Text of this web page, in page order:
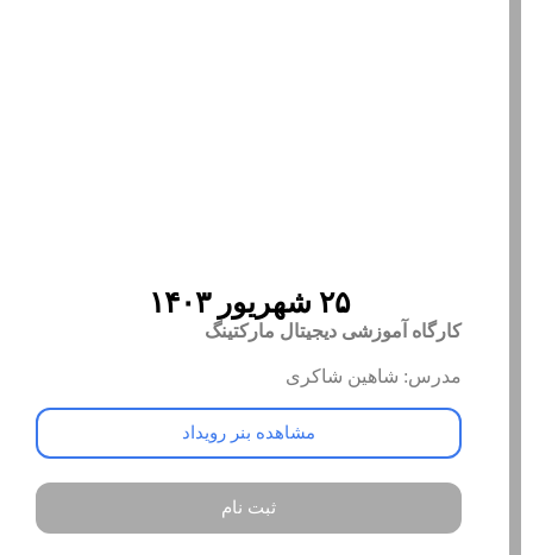
۲۵ شهریور ۱۴۰۳
کارگاه آموزشی دیجیتال مارکتینگ
مدرس: شاهین شاکری
مشاهده بنر رویداد
ثبت نام